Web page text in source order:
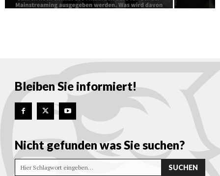
Bleiben Sie informiert!
Nicht gefunden was Sie suchen?
Hier Schlagwort eingeben… SUCHEN